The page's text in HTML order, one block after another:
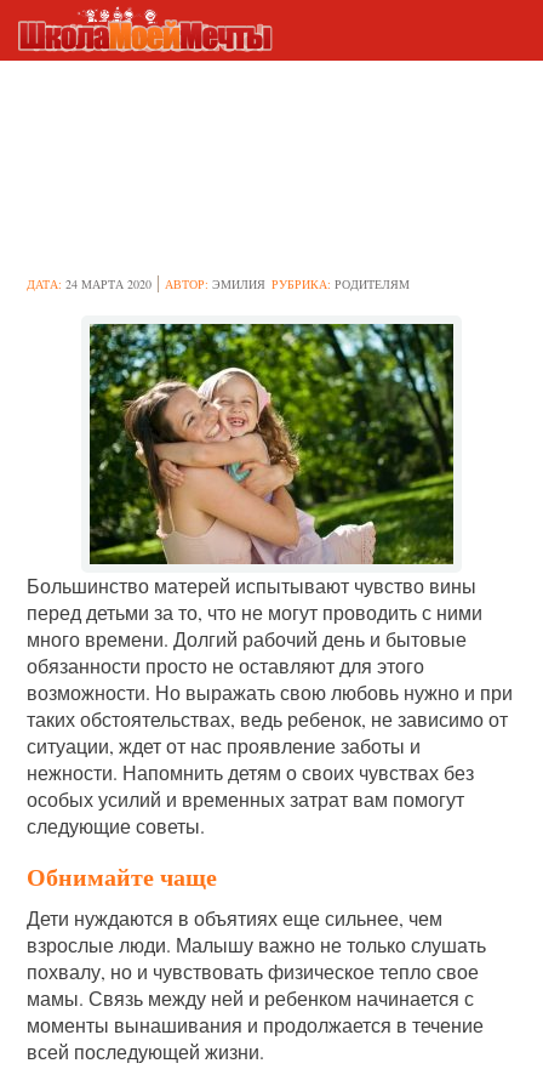
ДАТА:24 МАРТА 2020 АВТОР:ЭМИЛИЯ РУБРИКА:РОДИТЕЛЯМ
Большинство матерей испытывают чувство вины
перед детьми за то, что не могут проводить с ними
много времени. Долгий рабочий день и бытовые
обязанности просто не оставляют для этого
возможности. Но выражать свою любовь нужно и при
таких обстоятельствах, ведь ребенок, не зависимо от
ситуации, ждет от нас проявление заботы и
нежности. Напомнить детям о своих чувствах без
особых усилий и временных затрат вам помогут
следующие советы.
Обнимайте чаще
Дети нуждаются в объятиях еще сильнее, чем
взрослые люди. Малышу важно не только слушать
похвалу, но и чувствовать физическое тепло свое
мамы. Связь между ней и ребенком начинается с
моменты вынашивания и продолжается в течение
всей последующей жизни.